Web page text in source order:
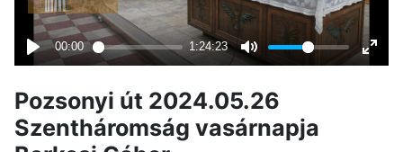
Pozsonyi út 2024.05.26
Szentháromság vasárnapja